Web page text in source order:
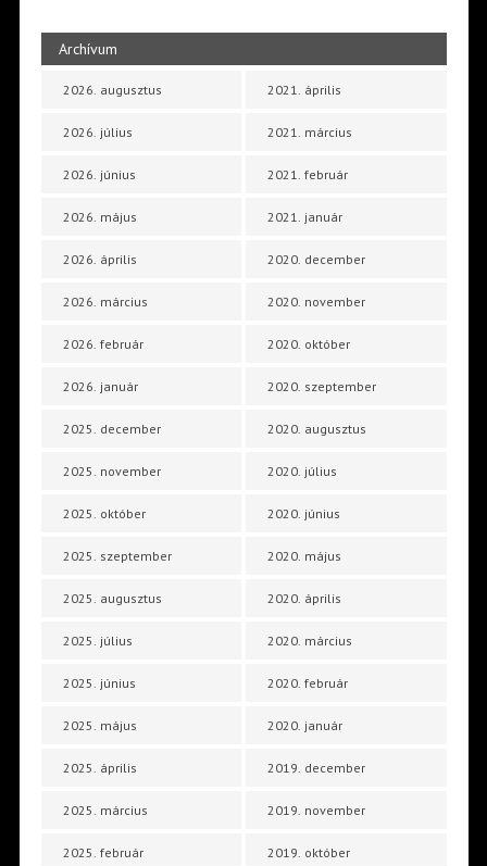
Archívum
2026. augusztus
2026. július
2026. június
2026. május
2026. április
2026. március
2026. február
2026. január
2025. december
2025. november
2025. október
2025. szeptember
2025. augusztus
2025. július
2025. június
2025. május
2025. április
2025. március
2025. február
2021. április
2021. március
2021. február
2021. január
2020. december
2020. november
2020. október
2020. szeptember
2020. augusztus
2020. július
2020. június
2020. május
2020. április
2020. március
2020. február
2020. január
2019. december
2019. november
2019. október